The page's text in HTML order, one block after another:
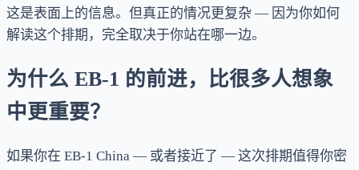
这是表面上的信息。但真正的情况更复杂 — 因为你如何
解读这个排期，完全取决于你站在哪一边。
为什么 EB-1 的前进，比很多人想象
中更重要？
如果你在 EB-1 China — 或者接近了 — 这次排期值得你密